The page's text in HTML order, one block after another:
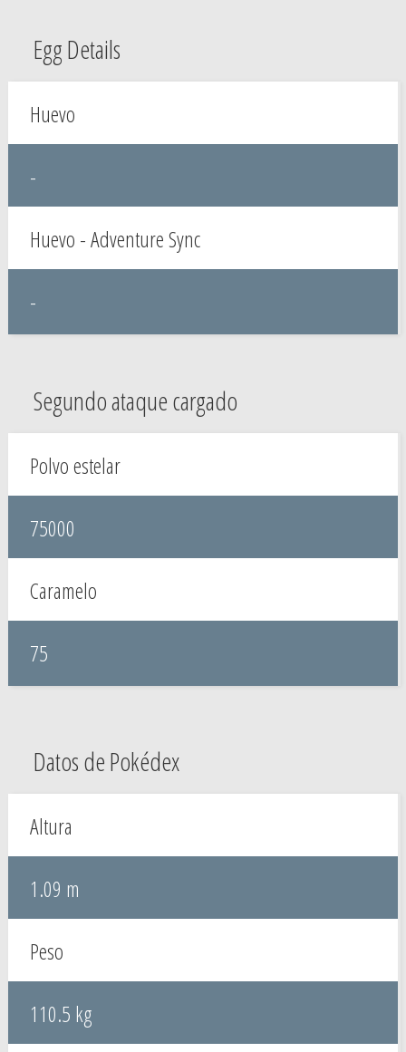
Egg Details
Huevo
-
Huevo - Adventure Sync
-
Segundo ataque cargado
Polvo estelar
75000
Caramelo
75
Datos de Pokédex
Altura
1.09 m
Peso
110.5 kg